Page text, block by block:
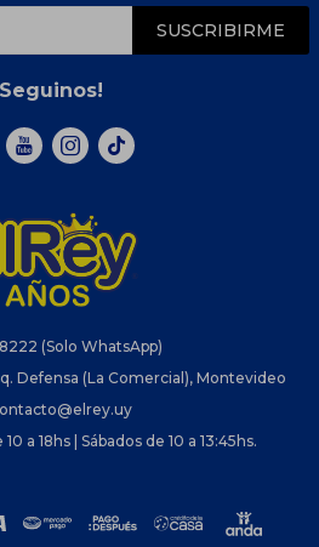
(Solo WhatsApp)
Defensa (La Comercial), Montevideo
a 18hs | Sábados de 10 a 13:45hs.
SUSCRIBIRME
 